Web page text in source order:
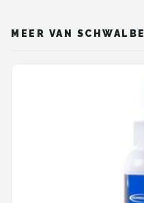
MEER VAN SCHWALBE